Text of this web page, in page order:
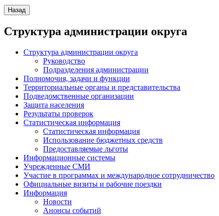
Структура администрации округа
Структура администрации округа
Руководство
Подразделения администрации
Полномочия, задачи и функции
Территориальные органы и представительства
Подведомственные организации
Защита населения
Результаты проверок
Статистическая информация
Статистическая информация
Использование бюджетных средств
Предоставляемые льготы
Информационные системы
Учрежденные СМИ
Участие в программах и международное сотрудничество
Официальные визиты и рабочие поездки
Информация
Новости
Анонсы событий